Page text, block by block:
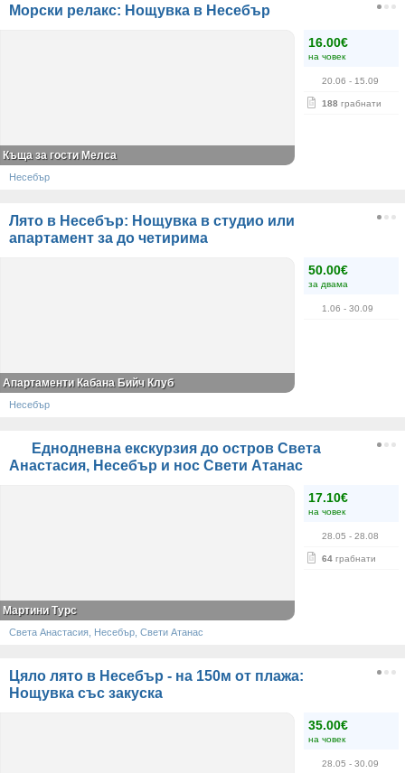
Морски релакс: Нощувка в Несебър
16.00€
на човек
20.06 - 15.09
188 грабнати
Къща за гости Мелса
Несебър
Лято в Несебър: Нощувка в студио или
апартамент за до четирима
50.00€
за двама
1.06 - 30.09
Апартаменти Кабана Бийч Клуб
Несебър
Еднодневна екскурзия до остров Света
Анастасия, Несебър и нос Свети Атанас
17.10€
на човек
28.05 - 28.08
64 грабнати
Мартини Турс
Света Анастасия, Несебър, Свети Атанас
Цяло лято в Несебър - на 150м от плажа:
Нощувка със закуска
35.00€
на човек
28.05 - 30.09